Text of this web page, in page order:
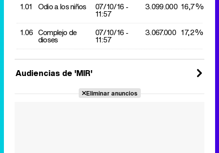
1.01 Odio a los niños 07/10/16 -
11:57
3.099.000 16,7%
1.06 Complejo de
dioses
07/10/16 -
11:57
3.067.000 17,2%
Audiencias de 'MIR'
Eliminar anuncios